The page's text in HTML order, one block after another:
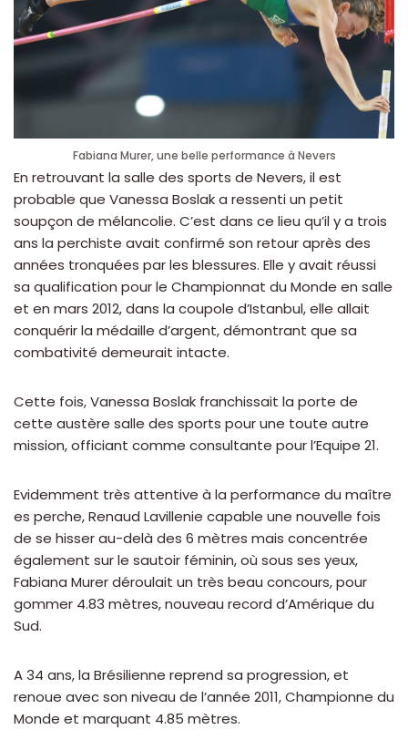
Fabiana Murer, une belle performance à Nevers
En retrouvant la salle des sports de Nevers, il est
probable que Vanessa Boslak a ressenti un petit
soupçon de mélancolie. C’est dans ce lieu qu’il y a trois
ans la perchiste avait confirmé son retour après des
années tronquées par les blessures. Elle y avait réussi
sa qualification pour le Championnat du Monde en salle
et en mars 2012, dans la coupole d’Istanbul, elle allait
conquérir la médaille d’argent, démontrant que sa
combativité demeurait intacte.
Cette fois, Vanessa Boslak franchissait la porte de
cette austère salle des sports pour une toute autre
mission, officiant comme consultante pour l’Equipe 21.
Evidemment très attentive à la performance du maître
es perche, Renaud Lavillenie capable une nouvelle fois
de se hisser au-delà des 6 mètres mais concentrée
également sur le sautoir féminin, où sous ses yeux,
Fabiana Murer déroulait un très beau concours, pour
gommer 4.83 mètres, nouveau record d’Amérique du
Sud.
A 34 ans, la Brésilienne reprend sa progression, et
renoue avec son niveau de l’année 2011, Championne du
Monde et marquant 4.85 mètres.